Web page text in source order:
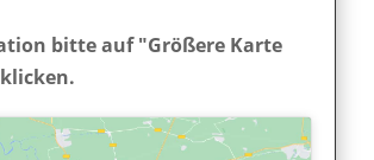
bitte auf "Größere Karte